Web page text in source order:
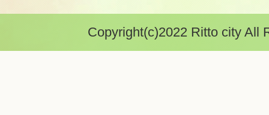
Copyright(c)2022 Ritto city All